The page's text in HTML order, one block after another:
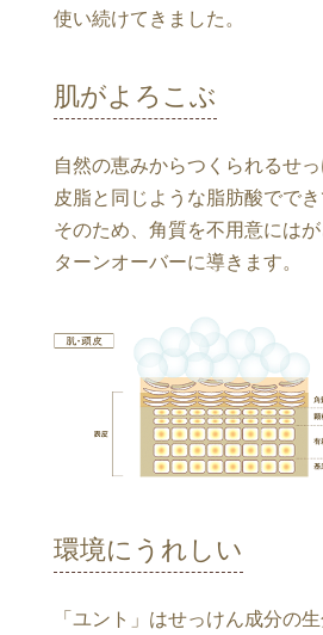
使い続けてきました。
肌がよろこぶ
自然の恵みからつくられるせ
皮脂と同じような脂肪酸ででき
そのため、角質を不用意には
ターンオーバーに導きます。
環境にうれしい
「ユント」はせっけん成分の